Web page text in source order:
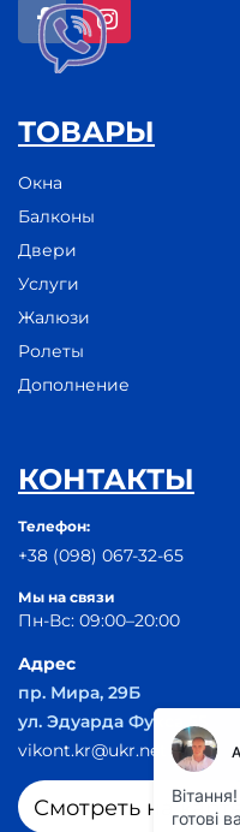
ТОВАРЫ
Окна
Балконы
Двери
Услуги
Жалюзи
Ролеты
Дополнение
КОНТАКТЫ
Телефон:
+38 (098) 067-32-65
Мы на связи
Пн-Вс: 09:00–20:00
Адрес
пр. Мира, 29Б
ул. Эдуарда Фукса 55
vikont.kr@ukr.net
Смотреть на карте